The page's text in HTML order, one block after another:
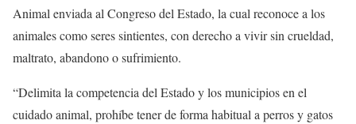
Animal enviada al Congreso del Estado, la cual reconoce a los
animales como seres sintientes, con derecho a vivir sin crueldad,
maltrato, abandono o sufrimiento.
“Delimita la competencia del Estado y los municipios en el
cuidado animal, prohíbe tener de forma habitual a perros y gatos